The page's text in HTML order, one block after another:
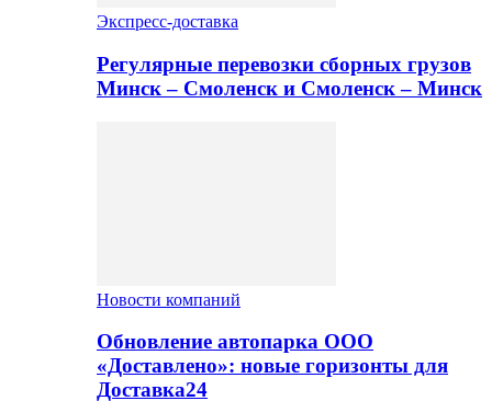
Экспресс-доставка
Регулярные перевозки сборных грузов
Минск – Смоленск и Смоленск – Минск
Новости компаний
Обновление автопарка ООО
«Доставлено»: новые горизонты для
Доставка24